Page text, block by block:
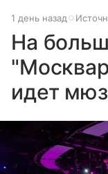
1 день назад
На
идет